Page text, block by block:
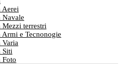
terrestri
e Tecnonogie
Siti